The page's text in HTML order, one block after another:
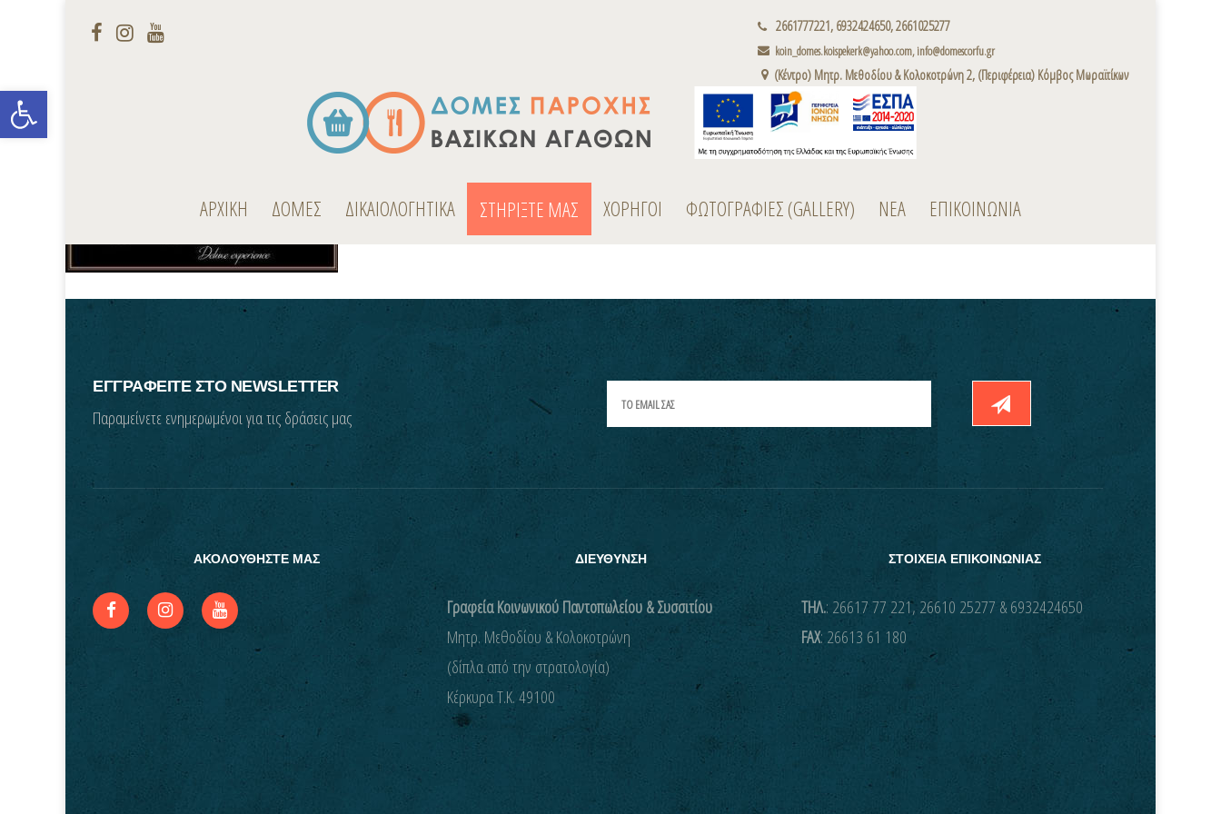
Open toolbar
2661777221, 6932424650, 2661025277
koin_domes.koispekerk@yahoo.com, info@domescorfu.gr
(Κέντρο) Μητρ. Μεθοδίου & Κολοκοτρώνη 2, (Περιφέρεια) Κόμβος Μωραϊτίκων
ΑΡΧΙΚΗ ΔΟΜΕΣ ΔΙΚΑΙΟΛΟΓΗΤΙΚΑ ΣΤΗΡΙΞΤΕ ΜΑΣ ΧΟΡΗΓΟΙ ΦΩΤΟΓΡΑΦΙΕΣ (GALLERY) ΝΕΑ ΕΠΙΚΟΙΝΩΝΙΑ
ΕΓΓΡΑΦΕΙΤΕ ΣΤΟ NEWSLETTER
Παραμείνετε ενημερωμένοι για τις δράσεις μας
ΑΚΟΛΟΥΘΗΣΤΕ ΜΑΣ ΔΙΕΥΘΥΝΣΗ
Γραφεία Κοινωνικού Παντοπωλείου & Συσσιτίου
Μητρ. Μεθοδίου & Κολοκοτρώνη
(δίπλα από την στρατολογία)
Kέρκυρα Τ.Κ. 49100
ΣΤΟΙΧΕΙΑ ΕΠΙΚΟΙΝΩΝΙΑΣ
ΤΗΛ.: 26617 77 221, 26610 25277 & 6932424650
FAX: 26613 61 180